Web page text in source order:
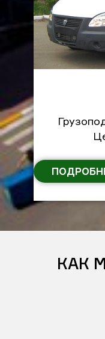
КАК